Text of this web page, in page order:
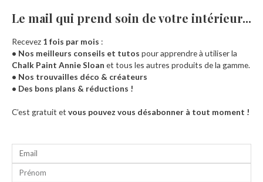
Accueil
Le mail qui prend soin de votre intérieur...​
Recevez 1 fois par mois :
• Nos meilleurs conseils et tutos pour apprendre à utiliser la
Chalk Paint Annie Sloan et tous les autres produits de la gamme.
• Nos trouvailles déco & créateurs
• Des bons plans & réductions !
C’est gratuit et vous pouvez vous désabonner à tout moment !